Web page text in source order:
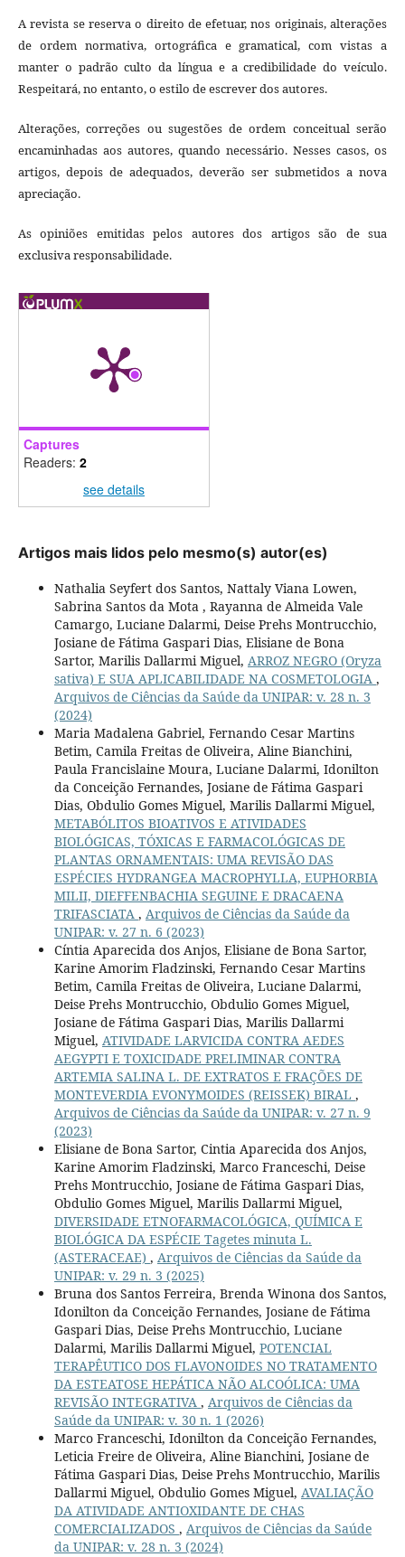
A revista se reserva o direito de efetuar, nos originais, alterações
de ordem normativa, ortográfica e gramatical, com vistas a
manter o padrão culto da língua e a credibilidade do veículo.
Respeitará, no entanto, o estilo de escrever dos autores.
Alterações, correções ou sugestões de ordem conceitual serão
encaminhadas aos autores, quando necessário. Nesses casos, os
artigos, depois de adequados, deverão ser submetidos a nova
apreciação.
As opiniões emitidas pelos autores dos artigos são de sua
exclusiva responsabilidade.
Captures
Readers: 2
see details
Artigos mais lidos pelo mesmo(s) autor(es)
Nathalia Seyfert dos Santos, Nattaly Viana Lowen,
Sabrina Santos da Mota , Rayanna de Almeida Vale
Camargo, Luciane Dalarmi, Deise Prehs Montrucchio,
Josiane de Fátima Gaspari Dias, Elisiane de Bona
Sartor, Marilis Dallarmi Miguel, ARROZ NEGRO (Oryza
sativa) E SUA APLICABILIDADE NA COSMETOLOGIA ,
Arquivos de Ciências da Saúde da UNIPAR: v. 28 n. 3
(2024)
Maria Madalena Gabriel, Fernando Cesar Martins
Betim, Camila Freitas de Oliveira, Aline Bianchini,
Paula Francislaine Moura, Luciane Dalarmi, Idonilton
da Conceição Fernandes, Josiane de Fátima Gaspari
Dias, Obdulio Gomes Miguel, Marilis Dallarmi Miguel,
METABÓLITOS BIOATIVOS E ATIVIDADES
BIOLÓGICAS, TÓXICAS E FARMACOLÓGICAS DE
PLANTAS ORNAMENTAIS: UMA REVISÃO DAS
ESPÉCIES HYDRANGEA MACROPHYLLA, EUPHORBIA
MILII, DIEFFENBACHIA SEGUINE E DRACAENA
TRIFASCIATA , Arquivos de Ciências da Saúde da
UNIPAR: v. 27 n. 6 (2023)
Cíntia Aparecida dos Anjos, Elisiane de Bona Sartor,
Karine Amorim Fladzinski, Fernando Cesar Martins
Betim, Camila Freitas de Oliveira, Luciane Dalarmi,
Deise Prehs Montrucchio, Obdulio Gomes Miguel,
Josiane de Fátima Gaspari Dias, Marilis Dallarmi
Miguel, ATIVIDADE LARVICIDA CONTRA AEDES
AEGYPTI E TOXICIDADE PRELIMINAR CONTRA
ARTEMIA SALINA L. DE EXTRATOS E FRAÇÕES DE
MONTEVERDIA EVONYMOIDES (REISSEK) BIRAL ,
Arquivos de Ciências da Saúde da UNIPAR: v. 27 n. 9
(2023)
Elisiane de Bona Sartor, Cintia Aparecida dos Anjos,
Karine Amorim Fladzinski, Marco Franceschi, Deise
Prehs Montrucchio, Josiane de Fátima Gaspari Dias,
Obdulio Gomes Miguel, Marilis Dallarmi Miguel,
DIVERSIDADE ETNOFARMACOLÓGICA, QUÍMICA E
BIOLÓGICA DA ESPÉCIE Tagetes minuta L.
(ASTERACEAE) , Arquivos de Ciências da Saúde da
UNIPAR: v. 29 n. 3 (2025)
Bruna dos Santos Ferreira, Brenda Winona dos Santos,
Idonilton da Conceição Fernandes, Josiane de Fátima
Gaspari Dias, Deise Prehs Montrucchio, Luciane
Dalarmi, Marilis Dallarmi Miguel, POTENCIAL
TERAPÊUTICO DOS FLAVONOIDES NO TRATAMENTO
DA ESTEATOSE HEPÁTICA NÃO ALCOÓLICA: UMA
REVISÃO INTEGRATIVA , Arquivos de Ciências da
Saúde da UNIPAR: v. 30 n. 1 (2026)
Marco Franceschi, Idonilton da Conceição Fernandes,
Leticia Freire de Oliveira, Aline Bianchini, Josiane de
Fátima Gaspari Dias, Deise Prehs Montrucchio, Marilis
Dallarmi Miguel, Obdulio Gomes Miguel, AVALIAÇÃO
DA ATIVIDADE ANTIOXIDANTE DE CHAS
COMERCIALIZADOS , Arquivos de Ciências da Saúde
da UNIPAR: v. 28 n. 3 (2024)